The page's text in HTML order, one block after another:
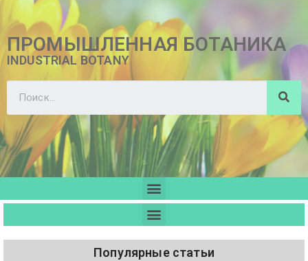
ПРОМЫШЛЕННАЯ БОТАНИКА
INDUSTRIAL BOTANY
Популярные статьи